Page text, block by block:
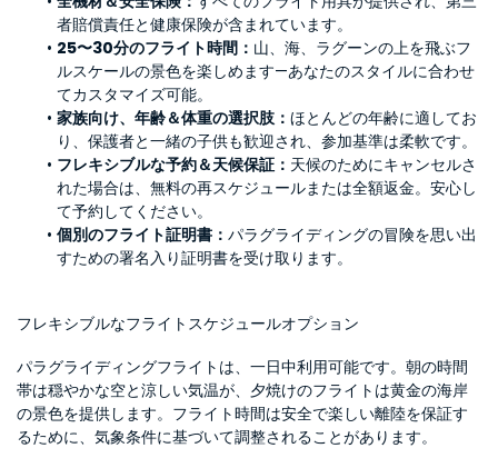
者賠償責任と健康保険が含まれています。
25〜30分のフライト時間： 山、海、ラグーンの上を飛ぶフ
ルスケールの景色を楽しめます—あなたのスタイルに合わせ
てカスタマイズ可能。
家族向け、年齢＆体重の選択肢： ほとんどの年齢に適してお
り、保護者と一緒の子供も歓迎され、参加基準は柔軟です。
フレキシブルな予約＆天候保証： 天候のためにキャンセルさ
れた場合は、無料の再スケジュールまたは全額返金。安心し
て予約してください。
個別のフライト証明書： パラグライディングの冒険を思い出
すための署名入り証明書を受け取ります。
フレキシブルなフライトスケジュールオプション
パラグライディングフライトは、一日中利用可能です。朝の時間
帯は穏やかな空と涼しい気温が、夕焼けのフライトは黄金の海岸
の景色を提供します。フライト時間は安全で楽しい離陸を保証す
るために、気象条件に基づいて調整されることがあります。